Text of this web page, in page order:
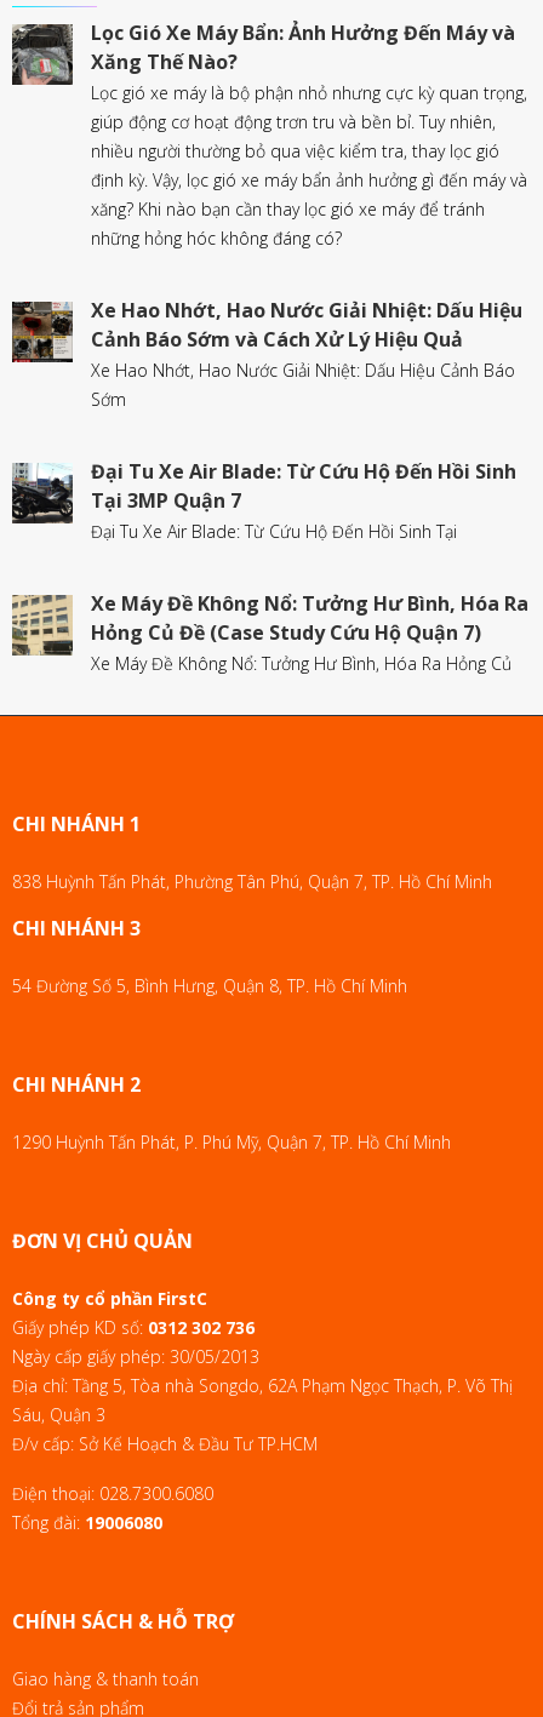
Lọc Gió Xe Máy Bẩn: Ảnh Hưởng Đến Máy và
Xăng Thế Nào?
Lọc gió xe máy là bộ phận nhỏ nhưng cực kỳ quan trọng,
giúp động cơ hoạt động trơn tru và bền bỉ. Tuy nhiên,
nhiều người thường bỏ qua việc kiểm tra, thay lọc gió
định kỳ. Vậy, lọc gió xe máy bẩn ảnh hưởng gì đến máy và
xăng? Khi nào bạn cần thay lọc gió xe máy để tránh
những hỏng hóc không đáng có?
Xe Hao Nhớt, Hao Nước Giải Nhiệt: Dấu Hiệu
Cảnh Báo Sớm và Cách Xử Lý Hiệu Quả
Xe Hao Nhớt, Hao Nước Giải Nhiệt: Dấu Hiệu Cảnh Báo
Sớm
Đại Tu Xe Air Blade: Từ Cứu Hộ Đến Hồi Sinh
Tại 3MP Quận 7
Đại Tu Xe Air Blade: Từ Cứu Hộ Đến Hồi Sinh Tại
Xe Máy Đề Không Nổ: Tưởng Hư Bình, Hóa Ra
Hỏng Củ Đề (Case Study Cứu Hộ Quận 7)
Xe Máy Đề Không Nổ: Tưởng Hư Bình, Hóa Ra Hỏng Củ
CHI NHÁNH 1
838 Huỳnh Tấn Phát, Phường Tân Phú, Quận 7, TP. Hồ Chí Minh
CHI NHÁNH 3
54 Đường Số 5, Bình Hưng, Quận 8, TP. Hồ Chí Minh
CHI NHÁNH 2
1290 Huỳnh Tấn Phát, P. Phú Mỹ, Quận 7, TP. Hồ Chí Minh
ĐƠN VỊ CHỦ QUẢN
Công ty cổ phần FirstC
Giấy phép KD số: 0312 302 736
Ngày cấp giấy phép: 30/05/2013
Địa chỉ: Tầng 5, Tòa nhà Songdo, 62A Phạm Ngọc Thạch, P. Võ Thị
Sáu, Quận 3
Đ/v cấp: Sở Kế Hoạch & Đầu Tư TP.HCM
Điện thoại: 028.7300.6080
Tổng đài: 19006080
CHÍNH SÁCH & HỖ TRỢ
Giao hàng & thanh toán
Đổi trả sản phẩm